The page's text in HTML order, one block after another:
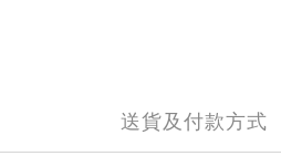
送貨及付款方式